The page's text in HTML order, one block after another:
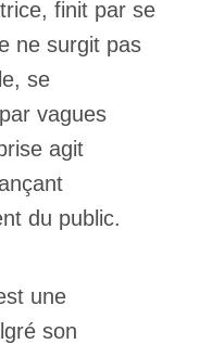
finit par se
ne surgit pas
se
vagues
agit
du public.
une
son